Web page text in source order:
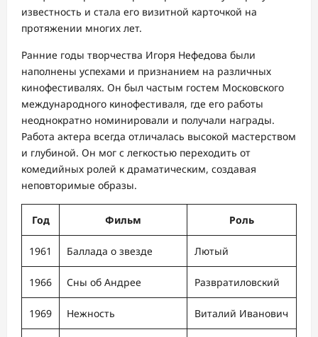
известность и стала его визитной карточкой на
протяжении многих лет.
Ранние годы творчества Игоря Нефедова были
наполнены успехами и признанием на различных
кинофестивалях. Он был частым гостем Московского
международного кинофестиваля, где его работы
неоднократно номинировали и получали награды.
Работа актера всегда отличалась высокой мастерством
и глубиной. Он мог с легкостью переходить от
комедийных ролей к драматическим, создавая
неповторимые образы.
Год Фильм Роль
1961 Баллада о звезде Лютый
1966 Сны об Андрее Развратиловский
1969 Нежность Виталий Иванович